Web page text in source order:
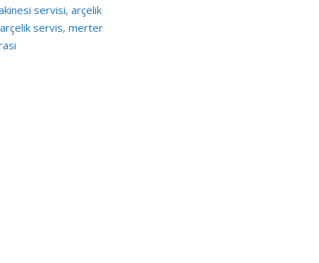
servisi, arçelik
servis, merter